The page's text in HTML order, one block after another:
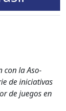
con la Aso­
de ini­cia­ti­vas
de jue­gos en